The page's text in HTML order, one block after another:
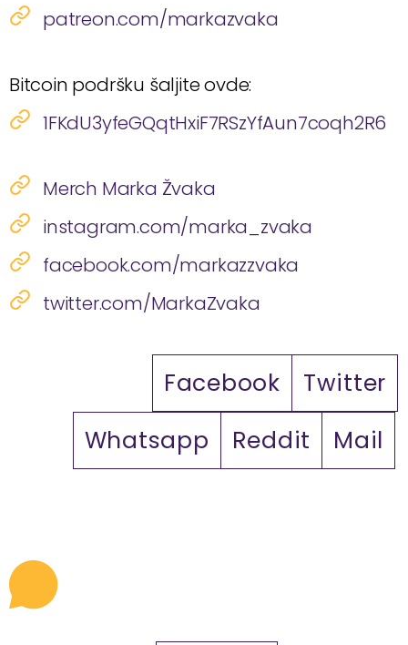
patreon.com/markazvaka
Bitcoin podršku šaljite ovde:
1FKdU3yfeGQqtHxiF7RSzYfAun7coqh2R6
Merch Marka Žvaka
instagram.com/marka_zvaka
facebook.com/markazzvaka
twitter.com/MarkaZvaka
Facebook
Twitter
Whatsapp
Reddit Mail